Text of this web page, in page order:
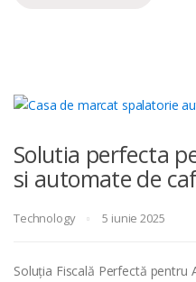
Solutia perfecta
si automate de
Technology 5 iunie 2025
Soluția Fiscală Perfectă pentru